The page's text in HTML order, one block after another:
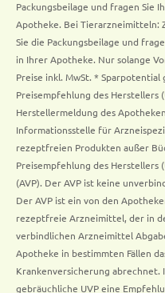
Packungsbeilage und fragen Sie
Apotheke. Bei Tierarzneimitteln:
Sie die Packungsbeilage und
in Ihrer Apotheke. Nur solange
Preise inkl. MwSt. *
Preisempfehlung des Herstellers
Herstellermeldung des
Informationsstelle für
rezeptfreien Produkten außer
Preisempfehlung des Herstellers
(AVP). Der AVP ist keine
Der AVP ist ein von den
rezeptfreie Arzneimittel, der in
verbindlichen Arzneimittel
Apotheke in bestimmten Fällen
Krankenversicherung abrechnet.
gebräuchliche UVP eine